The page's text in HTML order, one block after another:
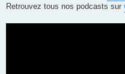
Retrouvez tous nos podcasts sur